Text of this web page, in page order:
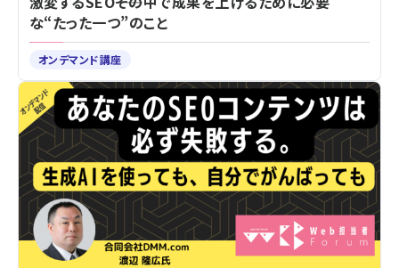
な“たった一つ”のこと
オンデマンド講座